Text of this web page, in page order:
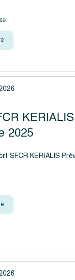
KERIALIS
2025
SFCR KERIALIS